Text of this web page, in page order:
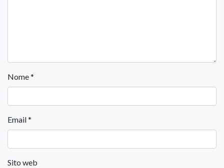
Nome*
Email*
Sito web